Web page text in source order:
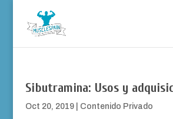
Sibutramina: Usos y
Oct 20, 2019| Contenido Privado